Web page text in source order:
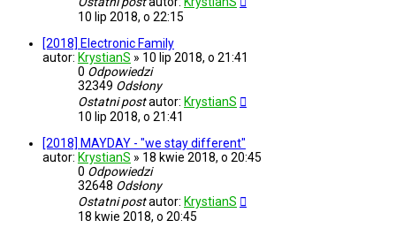
10 lip 2018, o 22:15
[2018] Electronic Family
autor: KrystianS » 10 lip 2018, o 21:41
0 Odpowiedzi
32349 Odsłony
Ostatni postautor: KrystianS
10 lip 2018, o 21:41
[2018] MAYDAY - "we stay different"
autor: KrystianS » 18 kwie 2018, o 20:45
0 Odpowiedzi
32648 Odsłony
Ostatni postautor: KrystianS
18 kwie 2018, o 20:45